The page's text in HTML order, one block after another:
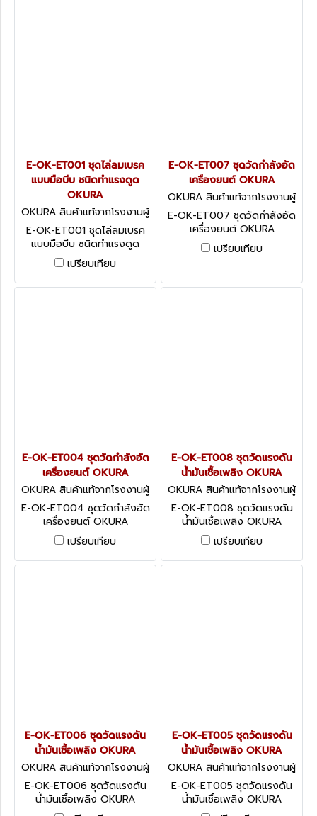
E-OK-ET001 ชุดไล่ลมเบรค
แบบมือบีบ ชนิดทำแรงดูด
OKURA
OKURA สินค้าแท้จากโรงงานผู้
ผลิต E-OK-ET001
E-OK-ET001 ชุดไล่ลมเบรค
แบบมือบีบ ชนิดทำแรงดูด
OKURA HAND-HELD
VACUUM PUMP
เปรียบเทียบ
E-OK-ET007 ชุดวัดกำลังอัด
เครื่องยนต์ OKURA
OKURA สินค้าแท้จากโรงงานผู้
ผลิต E-OK-ET007
E-OK-ET007 ชุดวัดกำลังอัด
เครื่องยนต์ OKURA
COMPRESSION TESTER KIT
เปรียบเทียบ
E-OK-ET004 ชุดวัดกำลังอัด
เครื่องยนต์ OKURA
OKURA สินค้าแท้จากโรงงานผู้
ผลิต E-OK-ET004
E-OK-ET004 ชุดวัดกำลังอัด
เครื่องยนต์ OKURA
COMPRESSION TESTER KIT
เปรียบเทียบ
E-OK-ET008 ชุดวัดแรงดัน
น้ำมันเชื้อเพลิง OKURA
OKURA สินค้าแท้จากโรงงานผู้
ผลิต E-OK-ET008
E-OK-ET008 ชุดวัดแรงดัน
น้ำมันเชื้อเพลิง OKURA
COMBUSTION SPRAYING
PRESSURE METER
เปรียบเทียบ
E-OK-ET006 ชุดวัดแรงดัน
น้ำมันเชื้อเพลิง OKURA
OKURA สินค้าแท้จากโรงงานผู้
ผลิต E-OK-ET006
E-OK-ET006 ชุดวัดแรงดัน
น้ำมันเชื้อเพลิง OKURA
COMBUSTION SPRAYING
E-OK-ET005 ชุดวัดแรงดัน
น้ำมันเชื้อเพลิง OKURA
OKURA สินค้าแท้จากโรงงานผู้
ผลิต E-OK-ET005
E-OK-ET005 ชุดวัดแรงดัน
น้ำมันเชื้อเพลิง OKURA
COMBUSTION SPRAYING